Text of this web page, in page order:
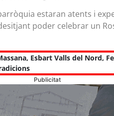
estaran atents i
poder celebrar un
, Esbart Valls del Nord,
Publicitat